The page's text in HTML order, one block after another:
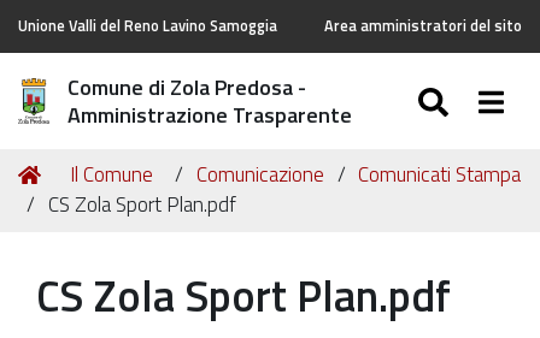
Unione Valli del Reno Lavino Samoggia Area amministratori del sito
Comune di Zola Predosa -
Amministrazione Trasparente
Tu
sei
Home
Il Comune Comunicazione
Comunicati Stampa
CS Zola Sport Plan.pdf
CS Zola Sport Plan.pdf